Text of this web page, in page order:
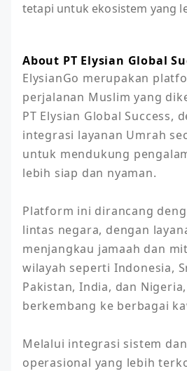
tetapi untuk ekosistem yang
About PT Elysian Global
ElysianGo merupakan
perjalanan Muslim yang
PT Elysian Global Success,
integrasi layanan Umrah
untuk mendukung
lebih siap dan nyaman.
Platform ini dirancang
lintas negara, dengan
menjangkau jamaah dan
wilayah seperti Indonesia,
Pakistan, India, dan
berkembang ke berbagai
Melalui integrasi sistem
operasional yang lebih